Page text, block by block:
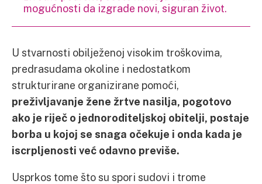
mogućnosti da izgrade novi, siguran život.
U stvarnosti obilježenoj visokim troškovima,
predrasudama okoline i nedostatkom
strukturirane organizirane pomoći,
preživljavanje žene žrtve nasilja, pogotovo
ako je riječ o jednoroditeljskoj obitelji, postaje
borba u kojoj se snaga očekuje i onda kada je
iscrpljenosti već odavno previše.
Usprkos tome što su spori sudovi i trome